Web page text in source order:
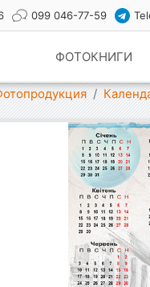
099 046-77-59
ФОТОКНИГИ